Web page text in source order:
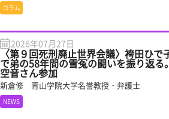
コラム
2026年07月27日
〈第９回死刑廃止世界会議〉袴田ひで
で弟の58年間の雪冤の闘いを振り返る
空音さん参加
新倉修 青山学院大学名誉教授・弁護士
NEWS